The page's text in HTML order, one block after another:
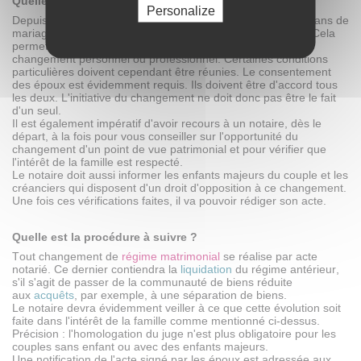
Depuis la loi du 23 mars 2019, il n'y a plus à attendre deux ans de
mariage avant de pouvoir changer de régime matrimonial. Cela
permet de s'adapter avec plus de souplesse en cas de
changement personnel ou professionnel. Certaines conditions
particulières doivent cependant être réunies. Le consentement
des époux est évidemment requis. Ils doivent être d'accord tous
les deux. L'initiative du changement ne doit donc pas être le fait
d'un seul.
Il est également impératif d'avoir recours à un notaire, dès le
départ, à la fois pour vous conseiller sur l'opportunité du
changement d'un point de vue patrimonial et pour vérifier que
l'intérêt de la famille est respecté.
Le notaire doit aussi informer les enfants majeurs du couple et les
créanciers qui disposent d'un droit d'opposition à ce changement.
Une fois ces vérifications faites, il va pouvoir rédiger son acte.
Quelle est la procédure à suivre ?
Tout changement de régime matrimonial se réalise par acte
notarié. Ce dernier contiendra la liquidation du régime antérieur,
s'il s'agit de passer de la communauté de biens réduite
aux acquêts, par exemple, à une séparation de biens.
Le notaire devra évidemment veiller à ce que cette évolution soit
faite dans l'intérêt de la famille comme mentionné ci-dessus.
Précision : l'homologation du juge n'est plus obligatoire pour les
couples sans enfant ou avec des enfants majeurs.
Personalize